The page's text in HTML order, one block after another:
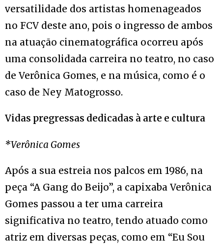
versatilidade dos artistas homenageados
no FCV deste ano, pois o ingresso de ambos
na atuação cinematográfica ocorreu após
uma consolidada carreira no teatro, no caso
de Verônica Gomes, e na música, como é o
caso de Ney Matogrosso.
Vidas pregressas dedicadas à arte e cultura
*Verônica Gomes
Após a sua estreia nos palcos em 1986, na
peça “A Gang do Beijo”, a capixaba Verônica
Gomes passou a ter uma carreira
significativa no teatro, tendo atuado como
atriz em diversas peças, como em “Eu Sou